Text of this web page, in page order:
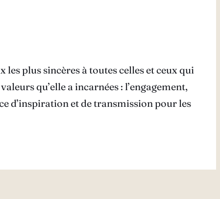
plus sincères à toutes celles et ceux qui
qu’elle a incarnées : l’engagement,
d’inspiration et de transmission pour les